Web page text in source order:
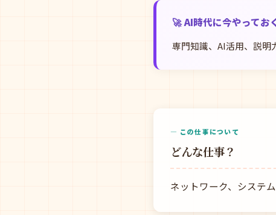
🚀 AI時代に今やってお
専門知識、AI活用、説明
— この仕事について
どんな仕事？
ネットワーク、システ